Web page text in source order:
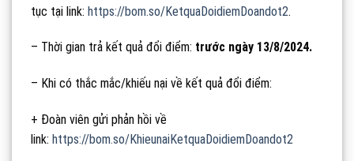
tục tại link: https://bom.so/KetquaDoidiemDoandot2.
– Thời gian trả kết quả đổi điểm: trước ngày 13/8/2024.
– Khi có thắc mắc/khiếu nại về kết quả đổi điểm:
+ Đoàn viên gửi phản hồi về
link: https://bom.so/KhieunaiKetquaDoidiemDoandot2